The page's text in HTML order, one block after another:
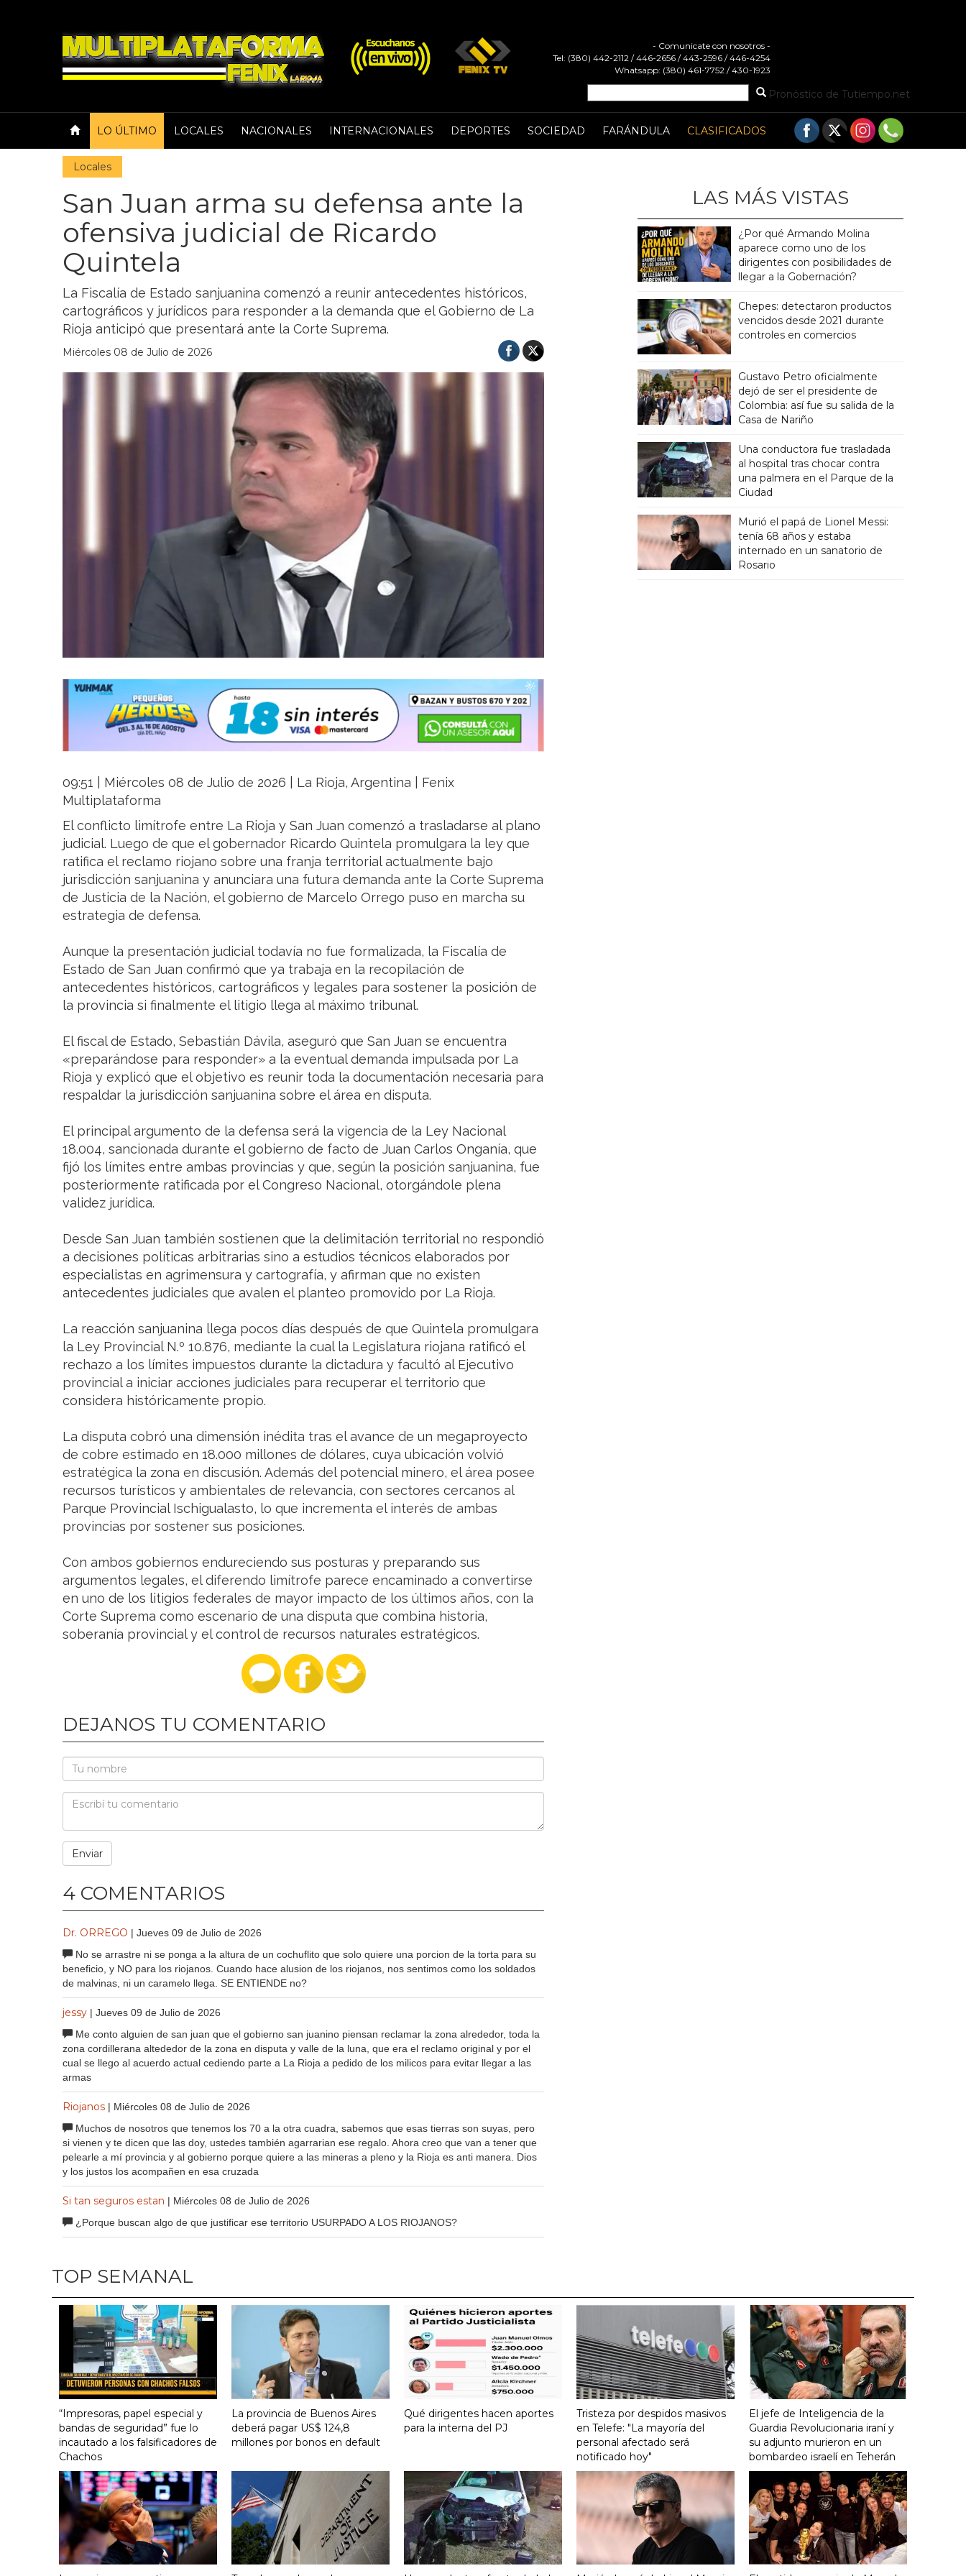
- Comunicate con nosotros -
Tel: (380) 442-2112 / 446-2656 / 443-2596 / 446-4254
Whatsapp: (380) 461-7752 / 430-1923
Pronóstico de Tutiempo.net
LO ÚLTIMO LOCALES NACIONALES INTERNACIONALES DEPORTES SOCIEDAD FARÁNDULA CLASIFICADOS
Locales
San Juan arma su defensa ante la
ofensiva judicial de Ricardo
Quintela
La Fiscalía de Estado sanjuanina comenzó a reunir antecedentes históricos,
cartográficos y jurídicos para responder a la demanda que el Gobierno de La
Rioja anticipó que presentará ante la Corte Suprema.
Miércoles 08 de Julio de 2026
09:51 | Miércoles 08 de Julio de 2026 | La Rioja, Argentina | Fenix
Multiplataforma
El conflicto limítrofe entre La Rioja y San Juan comenzó a trasladarse al plano
judicial. Luego de que el gobernador Ricardo Quintela promulgara la ley que
ratifica el reclamo riojano sobre una franja territorial actualmente bajo
jurisdicción sanjuanina y anunciara una futura demanda ante la Corte Suprema
de Justicia de la Nación, el gobierno de Marcelo Orrego puso en marcha su
estrategia de defensa.
Aunque la presentación judicial todavía no fue formalizada, la Fiscalía de
Estado de San Juan confirmó que ya trabaja en la recopilación de
antecedentes históricos, cartográficos y legales para sostener la posición de
la provincia si finalmente el litigio llega al máximo tribunal.
El fiscal de Estado, Sebastián Dávila, aseguró que San Juan se encuentra
«preparándose para responder» a la eventual demanda impulsada por La
Rioja y explicó que el objetivo es reunir toda la documentación necesaria para
respaldar la jurisdicción sanjuanina sobre el área en disputa.
El principal argumento de la defensa será la vigencia de la Ley Nacional
18.004, sancionada durante el gobierno de facto de Juan Carlos Onganía, que
fijó los límites entre ambas provincias y que, según la posición sanjuanina, fue
posteriormente ratificada por el Congreso Nacional, otorgándole plena
validez jurídica.
Desde San Juan también sostienen que la delimitación territorial no respondió
a decisiones políticas arbitrarias sino a estudios técnicos elaborados por
especialistas en agrimensura y cartografía, y afirman que no existen
antecedentes judiciales que avalen el planteo promovido por La Rioja.
La reacción sanjuanina llega pocos días después de que Quintela promulgara
la Ley Provincial N.º 10.876, mediante la cual la Legislatura riojana ratificó el
rechazo a los límites impuestos durante la dictadura y facultó al Ejecutivo
provincial a iniciar acciones judiciales para recuperar el territorio que
considera históricamente propio.
La disputa cobró una dimensión inédita tras el avance de un megaproyecto
de cobre estimado en 18.000 millones de dólares, cuya ubicación volvió
estratégica la zona en discusión. Además del potencial minero, el área posee
recursos turísticos y ambientales de relevancia, con sectores cercanos al
Parque Provincial Ischigualasto, lo que incrementa el interés de ambas
provincias por sostener sus posiciones.
Con ambos gobiernos endureciendo sus posturas y preparando sus
argumentos legales, el diferendo limítrofe parece encaminado a convertirse
en uno de los litigios federales de mayor impacto de los últimos años, con la
Corte Suprema como escenario de una disputa que combina historia,
soberanía provincial y el control de recursos naturales estratégicos.
DEJANOS TU COMENTARIO
4 COMENTARIOS
Dr. ORREGO | Jueves 09 de Julio de 2026
No se arrastre ni se ponga a la altura de un cochuflito que solo quiere una porcion de la torta para su
beneficio, y NO para los riojanos. Cuando hace alusion de los riojanos, nos sentimos como los soldados
de malvinas, ni un caramelo llega. SE ENTIENDE no?
jessy | Jueves 09 de Julio de 2026
Me conto alguien de san juan que el gobierno san juanino piensan reclamar la zona alrededor, toda la
zona cordillerana altededor de la zona en disputa y valle de la luna, que era el reclamo original y por el
cual se llego al acuerdo actual cediendo parte a La Rioja a pedido de los milicos para evitar llegar a las
armas
Riojanos | Miércoles 08 de Julio de 2026
Muchos de nosotros que tenemos los 70 a la otra cuadra, sabemos que esas tierras son suyas, pero
si vienen y te dicen que las doy, ustedes también agarrarian ese regalo. Ahora creo que van a tener que
pelearle a mí provincia y al gobierno porque quiere a las mineras a pleno y la Rioja es anti manera. Dios
y los justos los acompañen en esa cruzada
Si tan seguros estan | Miércoles 08 de Julio de 2026
¿Porque buscan algo de que justificar ese territorio USURPADO A LOS RIOJANOS?
LAS MÁS VISTAS
¿Por qué Armando Molina
aparece como uno de los
dirigentes con posibilidades de
llegar a la Gobernación?
Chepes: detectaron productos
vencidos desde 2021 durante
controles en comercios
Gustavo Petro oficialmente
dejó de ser el presidente de
Colombia: así fue su salida de la
Casa de Nariño
Una conductora fue trasladada
al hospital tras chocar contra
una palmera en el Parque de la
Ciudad
Murió el papá de Lionel Messi:
tenía 68 años y estaba
internado en un sanatorio de
Rosario
TOP SEMANAL
“Impresoras, papel especial y
bandas de seguridad” fue lo
incautado a los falsificadores de
Chachos
La provincia de Buenos Aires
deberá pagar US$ 124,8
millones por bonos en default
Qué dirigentes hacen aportes
para la interna del PJ
Tristeza por despidos masivos
en Telefe: "La mayoría del
personal afectado será
notificado hoy"
El jefe de Inteligencia de la
Guardia Revolucionaria iraní y
su adjunto murieron en un
bombardeo israelí en Teherán